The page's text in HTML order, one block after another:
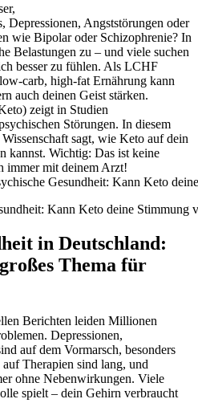
Depressionen, Angststörungen oder
wie Bipolar oder Schizophrenie? In
Belastungen zu – und viele suchen
besser zu fühlen. Als LCHF
carb, high-fat Ernährung kann
auch deinen Geist stärken.
zeigt in Studien
Störungen. In diesem
sagt, wie Keto auf dein
kannst. Wichtig: Das ist keine
immer mit deinem Arzt!
Kann Keto deine Stimmung
in Deutschland:
Thema für
Berichten leiden Millionen
Depressionen,
auf dem Vormarsch, besonders
Therapien sind lang, und
ohne Nebenwirkungen. Viele
spielt – dein Gehirn verbraucht